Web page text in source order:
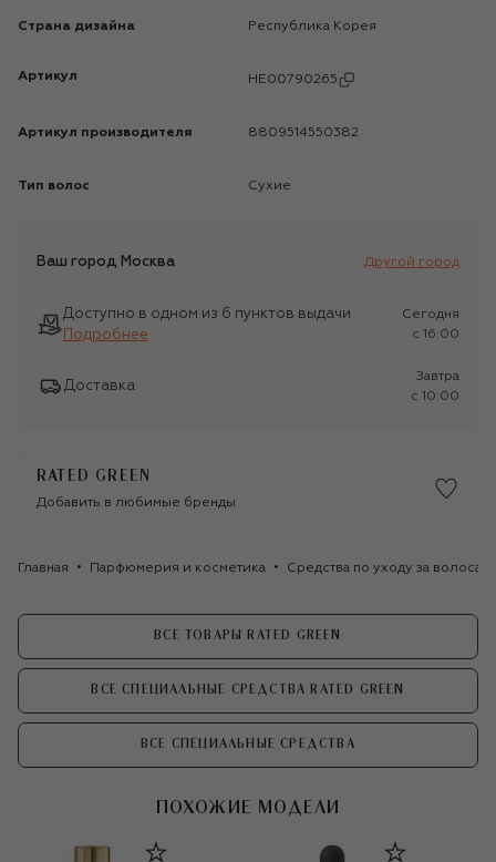
Страна дизайна Республика Корея
Артикул HE00790265
Артикул производителя 8809514550382
Тип волос Сухие
Ваш город Москва Другой город
Доступно в одном из 6 пунктов выдачи
Подробнее
Сегодня
c 16:00
Доставка
Завтра
c 10:00
RATED GREEN
Добавить в любимые бренды
Главная Парфюмерия и косметика Средства по уходу за
ВСЕ ТОВАРЫ RATED GREEN
ВСЕ СПЕЦИАЛЬНЫЕ СРЕДСТВА RATED GREEN
ВСЕ СПЕЦИАЛЬНЫЕ СРЕДСТВА
ПОХОЖИЕ МОДЕЛИ